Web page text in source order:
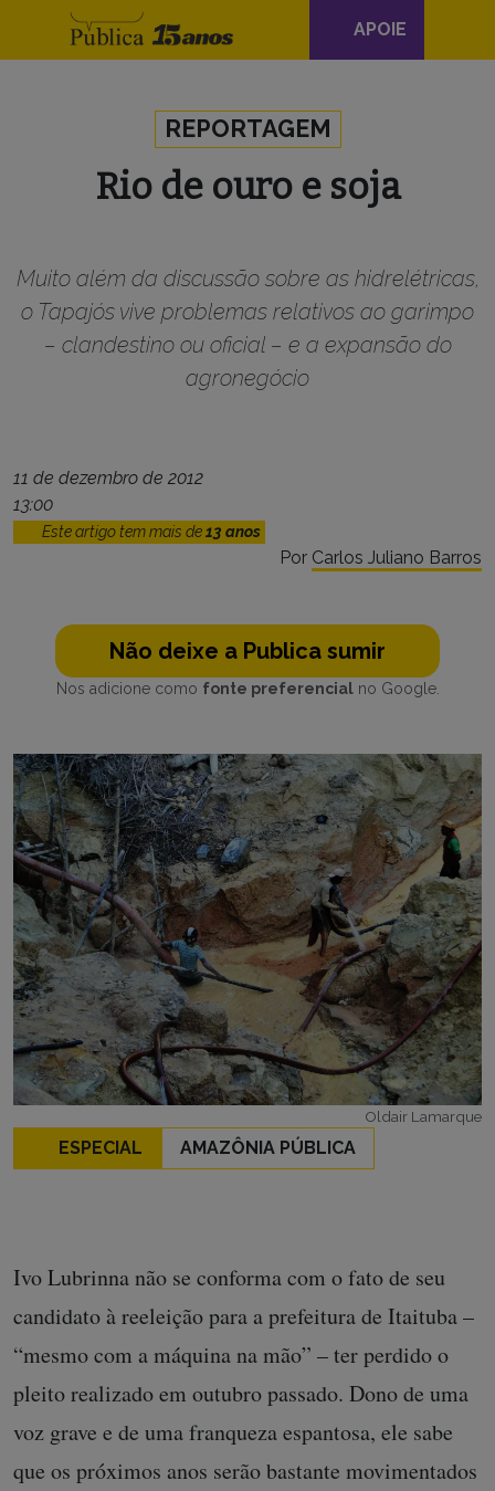
Navegação
principal
APOIE
REPORTAGEM
Rio de ouro e soja
Muito além da discussão sobre as hidrelétricas,
o Tapajós vive problemas relativos ao garimpo
– clandestino ou oficial – e a expansão do
agronegócio
11 de dezembro de 2012
13:00
Este artigo tem mais de13 anos
Por Carlos Juliano Barros
Não deixe a Publica sumir
Nos adicione como fonte preferencialno Google.
Oldair Lamarque
ESPECIAL AMAZÔNIA PÚBLICA
Ivo Lubrinna não se conforma com o fato de seu
candidato à reeleição para a prefeitura de Itaituba –
“mesmo com a máquina na mão” – ter perdido o
pleito realizado em outubro passado. Dono de uma
voz grave e de uma franqueza espantosa, ele sabe
que os próximos anos serão bastante movimentados